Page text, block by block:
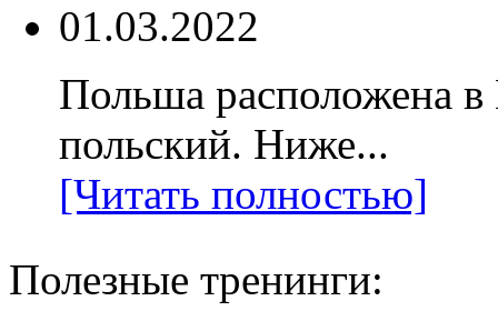
01.03.2022
Польша расположена
польский. Ниже...
[Читать полностью]
Полезные тренинги: